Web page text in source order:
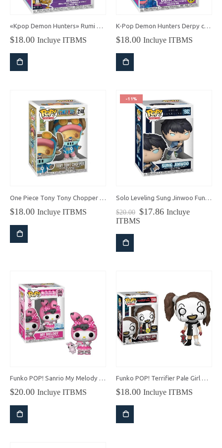
«Kpop Demon Hunters» Rumi Funko Pop!
$18.00 Incluye ITBMS
K-Pop Demon Hunters Derpy con Sussie Funko Pop!
$18.00 Incluye ITBMS
$18.00 Incluye ITBMS
-11%
$20.00 El
precio
$17.86ElIncluye
ITBMS
Funko POP! Sanrio My Melody 50th Aniversario
$20.00 Incluye ITBMS
Funko POP! Terrifier Pale Girl Glow in the Dark
$18.00 Incluye ITBMS